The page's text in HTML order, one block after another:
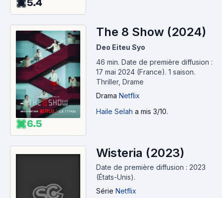
5.4
6.5
The 8 Show (2024)
Deo Eiteu Syo
46 min. Date de première diffusion :
17 mai 2024 (France). 1 saison.
Thriller, Drame
Drama Netflix
Haile Selah a mis 3/10.
Wisteria (2023)
Date de première diffusion : 2023
(États-Unis).
Série Netflix